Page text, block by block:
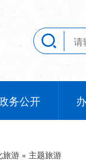
务公开
旅游 » 主题旅游